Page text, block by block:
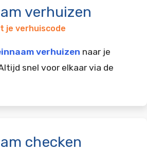
verhuizen
je verhuiscode
verhuizen naar je
snel voor elkaar via de
checken